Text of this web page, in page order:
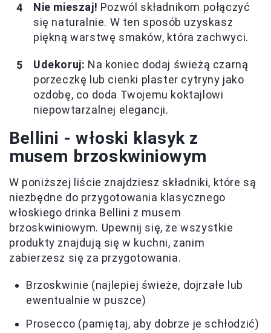
Nie mieszaj! Pozwól składnikom połączyć
się naturalnie. W ten sposób uzyskasz
piękną warstwę smaków, która zachwyci.
Udekoruj: Na koniec dodaj świeżą czarną
porzeczkę lub cienki plaster cytryny jako
ozdobę, co doda Twojemu koktajlowi
niepowtarzalnej elegancji.
Bellini - włoski klasyk z
musem brzoskwiniowym
W poniższej liście znajdziesz składniki, które są
niezbędne do przygotowania klasycznego
włoskiego drinka Bellini z musem
brzoskwiniowym. Upewnij się, że wszystkie
produkty znajdują się w kuchni, zanim
zabierzesz się za przygotowania.
Brzoskwinie (najlepiej świeże, dojrzałe lub
ewentualnie w puszce)
Prosecco (pamiętaj, aby dobrze je schłodzić)